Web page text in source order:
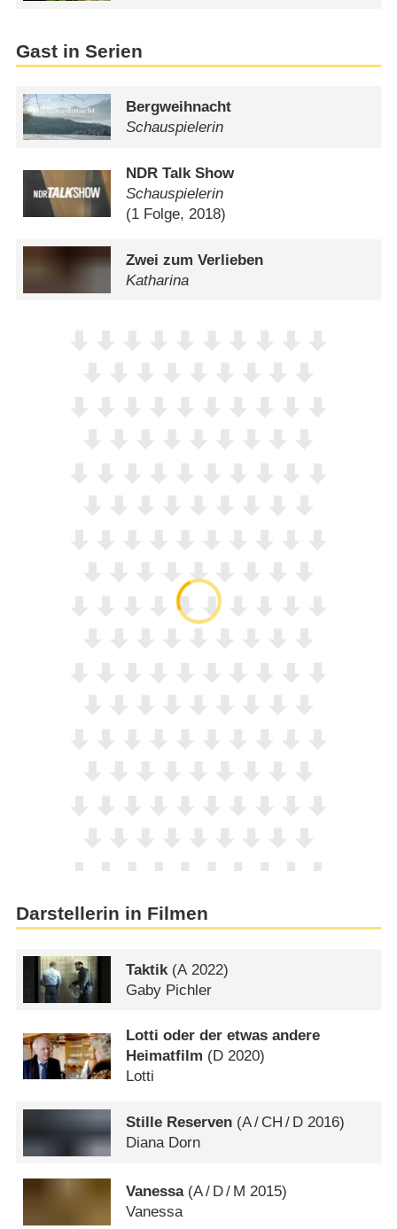
Gast in Serien
Bergweihnacht
Schauspielerin
NDR Talk Show
Schauspielerin
(1 Folge, 2018)
Zwei zum Verlieben
Katharina
Darstellerin in Filmen
Taktik (A 2022)
Gaby Pichler
Lotti oder der etwas andere
Heimatfilm (D 2020)
Lotti
Stille Reserven (A/ CH / D 2016)
Diana Dorn
Vanessa(A/ D/ M 2015)
Vanessa